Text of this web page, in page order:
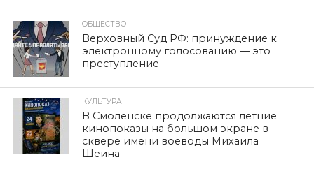
ОБЩЕСТВО
Верховный Суд РФ: принуждение к
электронному голосованию — это
преступление
КУЛЬТУРА
В Смоленске продолжаются летние
кинопоказы на большом экране в
сквере имени воеводы Михаила
Шеина